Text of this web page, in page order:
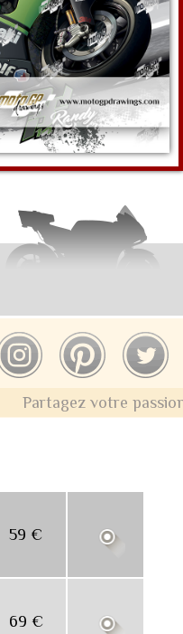
Partagez votre
59 €
69 €